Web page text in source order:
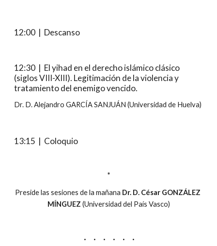
12:00  |  Descanso
12:30  |  El yihad en el derecho islámico clásico
(siglos VIII-XIII). Legitimación de la violencia y
tratamiento del enemigo vencido.
Dr. D. Alejandro GARCÍA SANJUÁN (Universidad de Huelva)
13:15
  |  Coloquio
*
Preside las sesiones de la mañana Dr. D. César GONZÁLEZ
MÍNGUEZ (Universidad del País Vasco)
·     ·     ·     ·     ·     ·